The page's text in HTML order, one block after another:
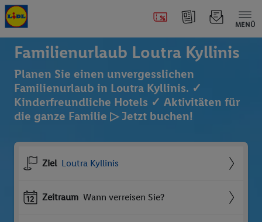
MENÜ
Familienurlaub Loutra Kyllinis
Planen Sie einen unvergesslichen
Familienurlaub in Loutra Kyllinis. ✓
Kinderfreundliche Hotels ✓ Aktivitäten für
die ganze Familie ▷ Jetzt buchen!
Ziel Loutra Kyllinis
Zeitraum Wann verreisen Sie?